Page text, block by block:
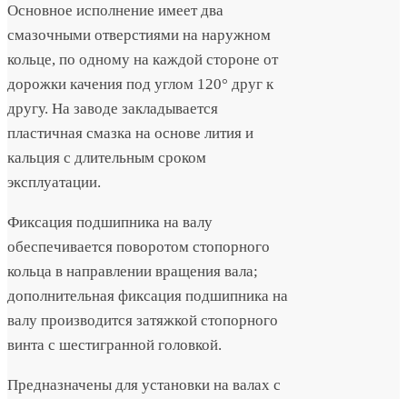
Основное исполнение имеет два
смазочными отверстиями на наружном
кольце, по одному на каждой стороне от
дорожки качения под углом 120° друг к
другу. На заводе закладывается
пластичная смазка на основе лития и
кальция с длительным сроком
эксплуатации.
Фиксация подшипника на валу
обеспечивается поворотом стопорного
кольца в направлении вращения вала;
дополнительная фиксация подшипника на
валу производится затяжкой стопорного
винта с шестигранной головкой.
Предназначены для установки на валах с